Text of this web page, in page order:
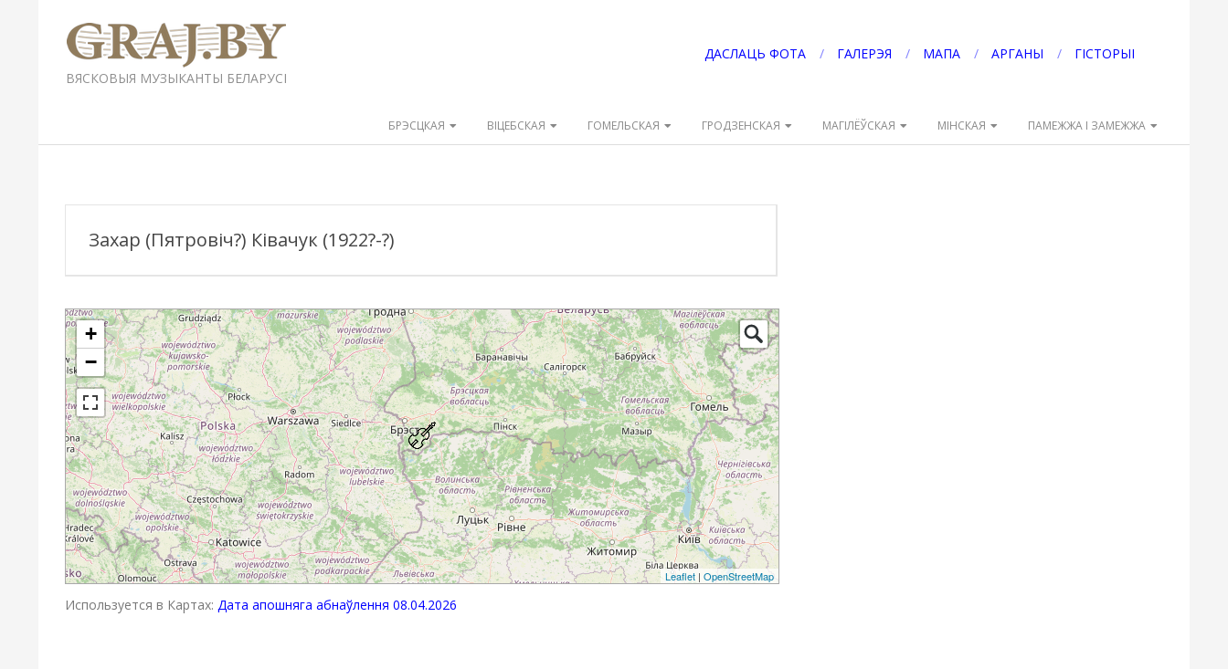
содержимомуGRAJ.BY
ВЯСКОВЫЯ МУЗЫКАНТЫ БЕЛАРУСІ
ДАСЛАЦЬ ФОТА ГАЛЕРЭЯ МАПА АРГАНЫ ГІСТОРЫІ
меню
БРЭСЦКАЯ ВІЦЕБСКАЯ ГОМЕЛЬСКАЯ ГРОДЗЕНСКАЯ МАГІЛЁЎСКАЯ МІНСКАЯ ПАМЕЖЖА І ЗАМЕЖЖА
Захар (Пятровіч?) Ківачук (1922?-?)
+
−
Leaflet | OpenStreetMap
Используется в Картах: Дата апошняга абнаўлення 08.04.2026